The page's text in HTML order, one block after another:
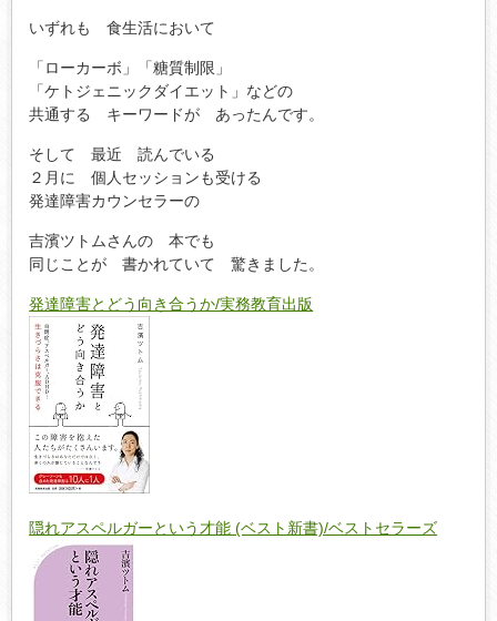
いずれも 食生活において
「ローカーボ」「糖質制限」
「ケトジェニックダイエット」などの
共通する キーワードが あったんです。
そして 最近 読んでいる
２月に 個人セッションも受ける
発達障害カウンセラーの
吉濱ツトムさんの 本でも
同じことが 書かれていて 驚きました。
発達障害とどう向き合うか/実務教育出版
隠れアスペルガーという才能 (ベスト新書)/ベストセラーズ